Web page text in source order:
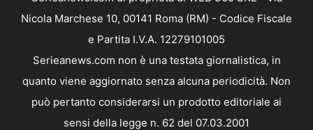
Nicola Marchese 10, 00141 Roma (RM) - Codice Fiscale
e Partita I.V.A. 12279101005
Serieanews.com non è una testata giornalistica, in
quanto viene aggiornato senza alcuna periodicità. Non
può pertanto considerarsi un prodotto editoriale ai
sensi della legge n. 62 del 07.03.2001